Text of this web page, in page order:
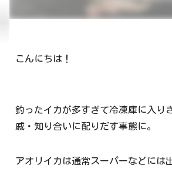
こんにちは！
釣ったイカが多すぎて冷凍庫に入り
戚・知り合いに配りだす事態に。
アオリイカは通常スーパーなどには